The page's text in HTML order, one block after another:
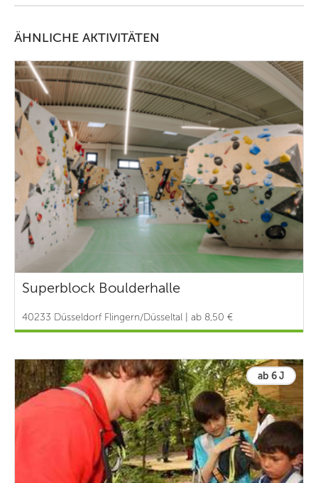
ÄHNLICHE AKTIVITÄTEN
Superblock Boulderhalle
40233 Düsseldorf Flingern/Düsseltal | ab 8,50 €
ab 6 J